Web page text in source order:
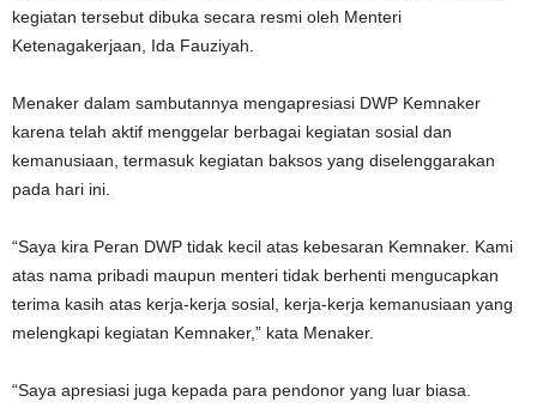
kegiatan tersebut dibuka secara resmi oleh Menteri
Ketenagakerjaan, Ida Fauziyah.
Menaker dalam sambutannya mengapresiasi DWP Kemnaker
karena telah aktif menggelar berbagai kegiatan sosial dan
kemanusiaan, termasuk kegiatan baksos yang diselenggarakan
pada hari ini.
“Saya kira Peran DWP tidak kecil atas kebesaran Kemnaker. Kami
atas nama pribadi maupun menteri tidak berhenti mengucapkan
terima kasih atas kerja-kerja sosial, kerja-kerja kemanusiaan yang
melengkapi kegiatan Kemnaker,” kata Menaker.
“Saya apresiasi juga kepada para pendonor yang luar biasa.